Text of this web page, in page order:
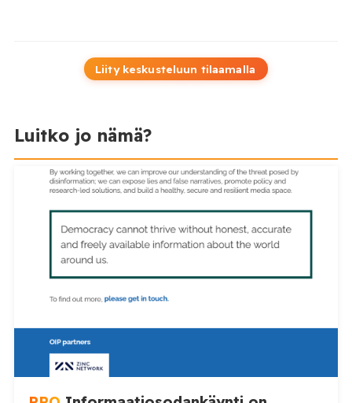
Liity keskusteluun tilaamalla
Luitko jo nämä?